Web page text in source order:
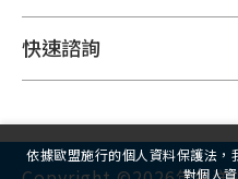
快速諮詢
依據歐盟施行的個人資料保護法
對個人